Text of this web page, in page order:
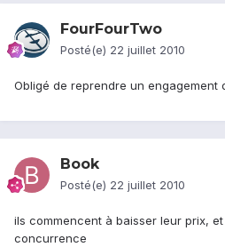
FourFourTwo
Posté(e) 22 juillet 2010
Obligé de reprendre un engagement
Book
Posté(e) 22 juillet 2010
ils commencent à baisser leur prix,
concurrence